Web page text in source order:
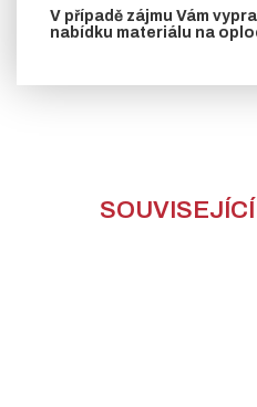
V případě zájmu Vám
nabídku materiálu na